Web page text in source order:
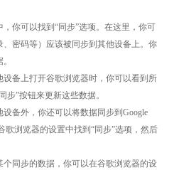
你可以找到“同步”选项。在这里，你可
密码等）应该被同步到其他设备上。你
备上打开谷歌浏览器时，你可以看到所
步”按钮来更新这些数据。
备外，你还可以将数据同步到Google
歌浏览器的设置中找到“同步”选项，然后
同步的数据，你可以在谷歌浏览器的设